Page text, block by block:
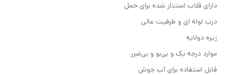
دارای قلاب استتار شده برای حمل
درب لوله ای و ظرفیت عالی
زیره دولایه
موارد درجه یک و بی‌بو و بی‌ضرر
قابل استفاده برای آب جوش